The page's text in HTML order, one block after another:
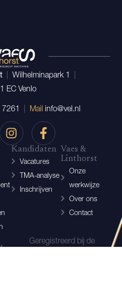
Wilhelminapark 1
EC Venlo
Mail info@vel.nl
Kandidaten
Vacatures
TMA-analyse
Inschrijven
Vaes &
Linthorst
Onze
werkwijze
Over ons
Contact
Geregistreerd bij de